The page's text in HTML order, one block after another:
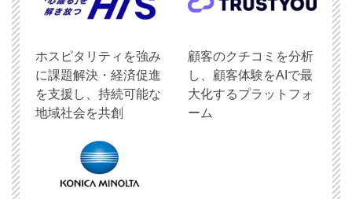
ホスピタリティを強み
に課題解決・経済促進
を支援し、持続可能な
地域社会を共創
顧客のクチコミを分析
し、顧客体験をAIで最
大化するプラットフォ
ーム